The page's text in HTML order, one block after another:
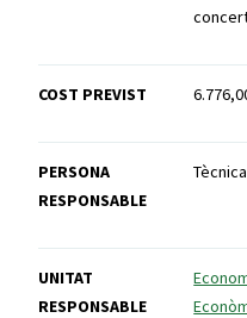
COST PREVIST
PERSONA
RESPONSABLE
UNITAT
RESPONSABLE